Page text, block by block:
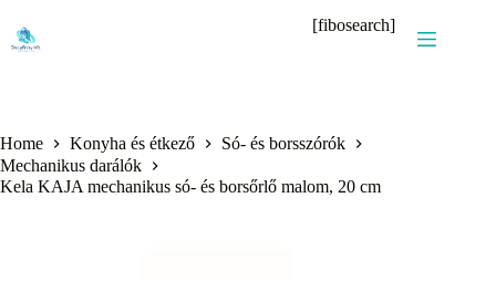
content
[fibosearch]
Home Konyha és étkező
Só- és borsszórók
Mechanikus darálók
Kela KAJA mechanikus só- és borsőrlő malom, 20 cm